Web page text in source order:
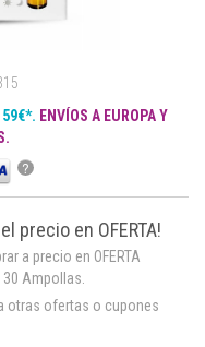
59€*. ENVÍOS A EUROPA Y
?
precio en OFERTA!
a precio en OFERTA
30 Ampollas.
otras ofertas o cupones